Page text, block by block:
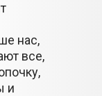
нас,
все,
и